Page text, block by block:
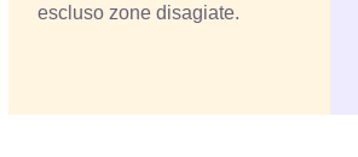
escluso zone disagiate.